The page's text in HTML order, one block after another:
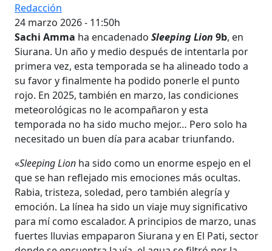
Redacción
24 marzo 2026 - 11:50h
Sachi Amma ha encadenado Sleeping Lion 9b, en
Siurana. Un año y medio después de intentarla por
primera vez, esta temporada se ha alineado todo a
su favor y finalmente ha podido ponerle el punto
rojo. En 2025, también en marzo, las condiciones
meteorológicas no le acompañaron y esta
temporada no ha sido mucho mejor… Pero solo ha
necesitado un buen día para acabar triunfando.
«Sleeping Lion ha sido como un enorme espejo en el
que se han reflejado mis emociones más ocultas.
Rabia, tristeza, soledad, pero también alegría y
emoción. La línea ha sido un viaje muy significativo
para mí como escalador. A principios de marzo, unas
fuertes lluvias empaparon Siurana y en El Pati, sector